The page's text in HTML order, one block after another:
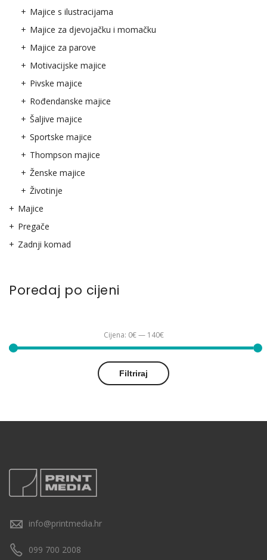
Majice s ilustracijama
Majice za djevojačku i momačku
Majice za parove
Motivacijske majice
Pivske majice
Rođendanske majice
Šaljive majice
Sportske majice
Thompson majice
Ženske majice
Životinje
Majice
Pregače
Zadnji komad
Poredaj po cijeni
Min
cijena
Maks
cijena
Filtriraj
Cijena: 0€— 140€
info@printmedia.hr
099 700 2008